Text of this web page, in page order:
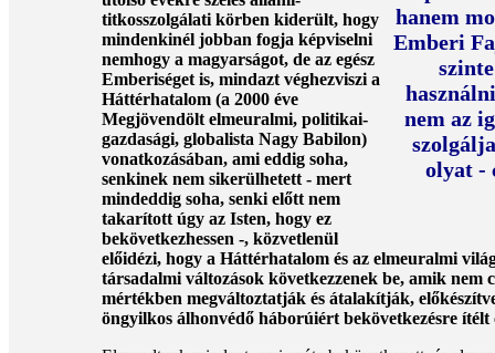
hanem
Emberi
nem az
olyat -
titkosszolgálati körben kiderült, hogy
mindenkinél jobban fogja képviselni
nemhogy a magyarságot, de az egész
Emberiséget is, mindazt véghezviszi a
Háttérhatalom (a 2000 éve
Megjövendölt elmeuralmi, politikai-
gazdasági, globalista Nagy Babilon)
vonatkozásában, ami eddig soha,
senkinek nem sikerülhetett - mert
mindeddig soha, senki előtt nem
takarított úgy az Isten, hogy ez
bekövetkezhessen -, közvetlenül
előidézi, hogy a Háttérhatalom és az elmeuralmi
társadalmi változások következzenek be, amik nem
mértékben megváltoztatják és átalakítják,
öngyilkos álhonvédő háborúiért bekövetkezésre